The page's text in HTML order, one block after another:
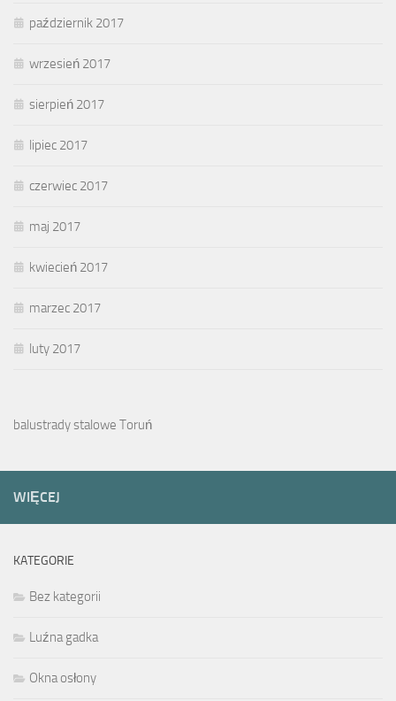
październik 2017
wrzesień 2017
sierpień 2017
lipiec 2017
czerwiec 2017
maj 2017
kwiecień 2017
marzec 2017
luty 2017
balustrady stalowe Toruń
WIĘCEJ
KATEGORIE
Bez kategorii
Luźna gadka
Okna osłony